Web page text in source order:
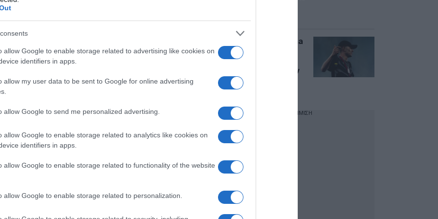
allow Google to enable storage related to advertising like cookies on
identifiers in apps.
allow my user data to be sent to Google for online advertising
allow Google to send me personalized advertising.
allow Google to enable storage related to analytics like cookies on
identifiers in apps.
allow Google to enable storage related to functionality of the website
allow Google to enable storage related to personalization.
στην Καλλιθέα – Θωρακίζεται η
(βίντεο)
αεροναυτιλίας στο νέο Διεθνές
να τεθεί σε λειτουργία τον Νοέμβριο
οι εγκύκλιοι που δεν αναρτώνται
ιστοσελίδες των φορέων που τις
Newsκαι μάθετε πρώτοι όλες τις ειδήσεις
Νέα Σμύρνη: Ο Daima
είναι ο 23χρονος
τράπερ που
συνελήφθη μετά την
καταδίωξη – Γιος
γνωστού ηθοποιού
ΔΙΑΦΗΜΙΣΗ